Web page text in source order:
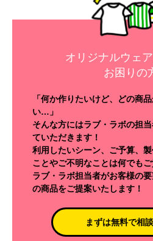
オリジナルウェ
お困りの
「何か作りたいけど、どの商
い…」
そんな方にはラブ・ラボの担
ていただきます！
利用したいシーン、ご予算、
ことやご不明なことは何でもご
ラブ・ラボ担当者がお客様の
の商品をご提案いたします！
まずは無料で相